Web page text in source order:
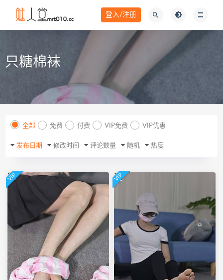
登入/注册
只糖棉袜
全部 免费 付费 VIP免费 VIP优惠
发布日期 修改时间 评论数量 随机 热度
VIP VIP